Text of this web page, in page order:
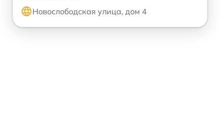
Новослободская улица, дом 4